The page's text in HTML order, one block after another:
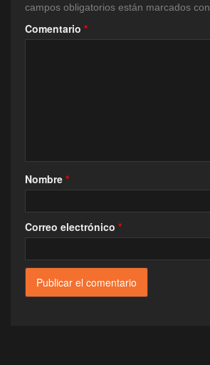
campos obligatorios están marcados con
Comentario *
Nombre *
Correo electrónico *